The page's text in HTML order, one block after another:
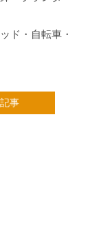
ド・自転車・
事